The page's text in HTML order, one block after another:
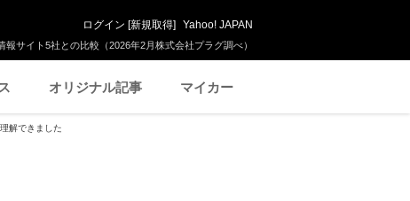
サイト5社との比較（2026年2月株式会社プラグ調べ）
ログイン [新規取得] Yahoo! JAPAN
オリジナル記事 マイカー
解できました